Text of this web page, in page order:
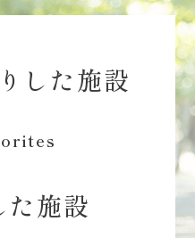
した施設
た施設